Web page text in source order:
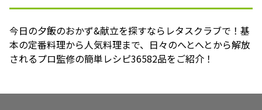
今日の夕飯のおかず&献立を探すならレタスクラブで！基
本の定番料理から人気料理まで、日々のへとへとから解放
されるプロ監修の簡単レシピ36582品をご紹介！